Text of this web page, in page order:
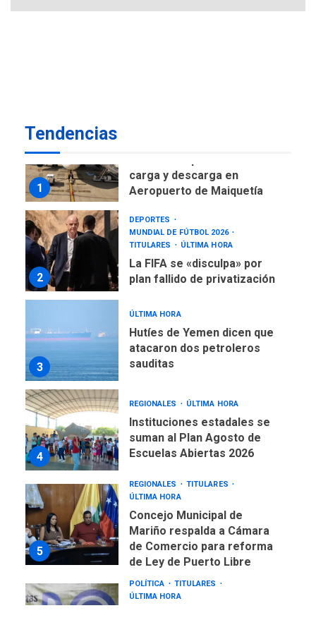
Tendencias
DESTACADOS
NACIONALES
1
carga y descarga en
Aeropuerto de Maiquetía
2
DEPORTES
MUNDIAL DE FÚTBOL 2026
TITULARES
ÚLTIMA HORA
La FIFA se «disculpa» por
plan fallido de privatización
3
ÚLTIMA HORA
Hutíes de Yemen dicen que
atacaron dos petroleros
sauditas
4
REGIONALES ÚLTIMA HORA
Instituciones estadales se
suman al Plan Agosto de
Escuelas Abiertas 2026
5
REGIONALES
TITULARES
ÚLTIMA HORA
Concejo Municipal de
Mariño respalda a Cámara
de Comercio para reforma
de Ley de Puerto Libre
POLÍTICA
TITULARES
ÚLTIMA HORA